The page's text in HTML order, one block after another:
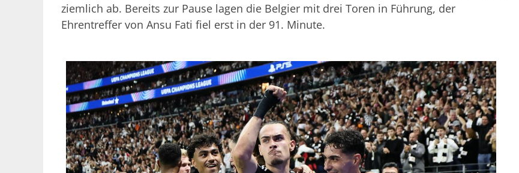
ziemlich ab. Bereits zur Pause lagen die Belgier mit drei Toren in Führung, der
Ehrentreffer von Ansu Fati fiel erst in der 91. Minute.